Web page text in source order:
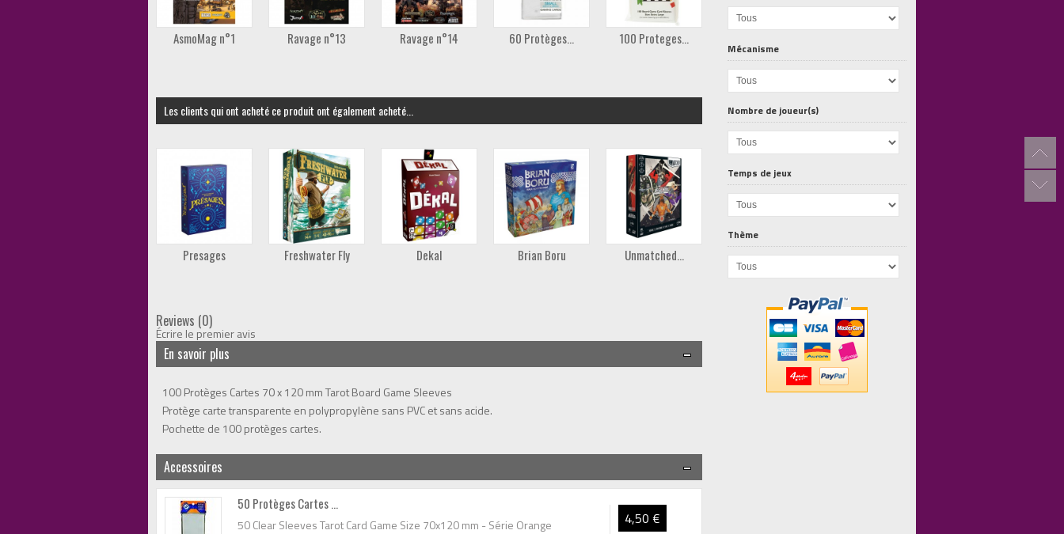
AsmoMag n°1 Ravage n°13 Ravage n°14 60 Protèges... 100 Proteges...
Les clients qui ont acheté ce produit ont également acheté...
Presages Freshwater Fly Dekal Brian Boru Unmatched... Daybreak 100 Proteges...
Reviews (0)
Écrire le premier avis
En savoir plus
100 Protèges Cartes 70 x 120 mm Tarot Board Game Sleeves
Protège carte transparente en polypropylène sans PVC et sans acide.
Pochette de 100 protèges cartes.
Accessoires
50 Protèges Cartes ...
50 Clear Sleeves Tarot Card Game Size 70x120 mm - Série Orange 4,50 €
Mécanisme
Nombre de joueur(s)
Temps de jeux
Thème